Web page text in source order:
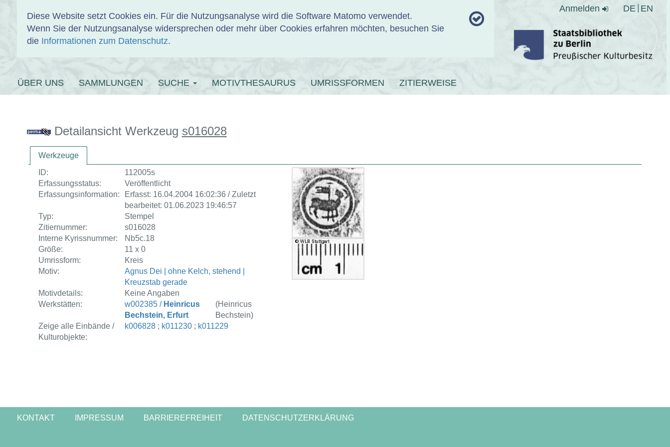
Diese Website setzt Cookies ein. Für die Nutzungsanalyse wird die Software Matomo verwendet.
Wenn Sie der Nutzungsanalyse widersprechen oder mehr über Cookies erfahren möchten, besuchen Sie
die Informationen zum Datenschutz.
Anmelden DE EN
EINBANDDATENBANK
ÜBER UNS SAMMLUNGEN SUCHE MOTIVTHESAURUS UMRISSFORMEN ZITIERWEISE
Detailansicht Werkzeug s016028
Werkzeuge
ID:
112005s
Erfassungsstatus:
Veröffentlicht
Erfassungsinformation:
Erfasst: 16.04.2004 16:02:36 / Zuletzt
bearbeitet: 01.06.2023 19:46:57
Typ:
Stempel
Zitiernummer:
s016028
Interne Kyrissnummer:
Nb5c.18
Größe:
11 x 0
Umrissform:
Kreis
Motiv:
Agnus Dei | ohne Kelch, stehend |
Kreuzstab gerade
Motivdetails:
Keine Angaben
Werkstätten:
w002385 / Heinricus
Bechstein, Erfurt
(Heinricus
Bechstein)
Zeige alle Einbände /
Kulturobjekte:
k006828; k011230; k011229
KONTAKT IMPRESSUM BARRIEREFREIHEIT DATENSCHUTZERKLÄRUNG